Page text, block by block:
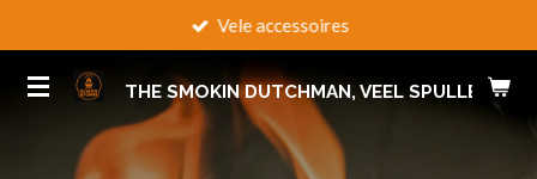
naar
hoofdinhoud
THE SMOKIN DUTCHMAN, VEEL SPULLEN
Vele accessoires